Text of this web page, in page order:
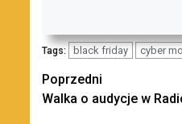
Tags: black friday cyber
Zobacz
wpisy
Poprzedni
Walka o audycje w